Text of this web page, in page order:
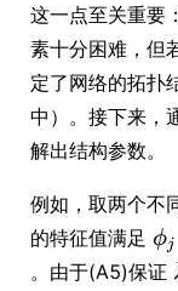
这一点至关重要
素十分困难，但
定了网络的拓扑
中）。接下来，
解出结构参数。
例如，取两个不
的特征值满足
。由于(A5)保证